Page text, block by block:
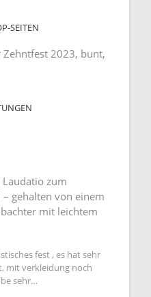
SEITEN
2023, bunt,
Laudatio zum
gehalten von einem
mit leichtem
fest , es hat sehr
mit verkleidung noch
sehr…